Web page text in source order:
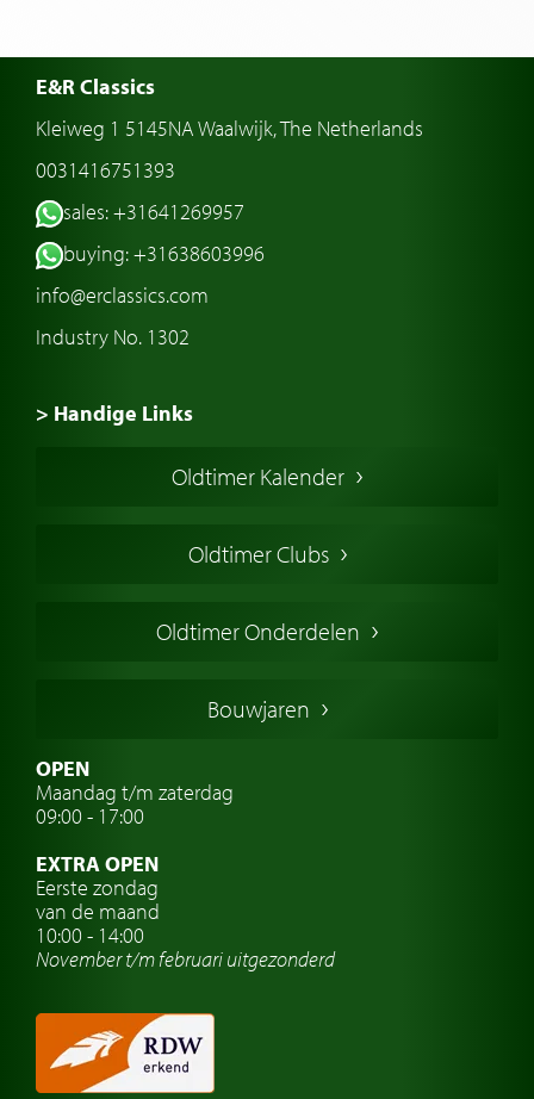
E&R Classics
Kleiweg 1 5145NA Waalwijk, The Netherlands
0031416751393
sales: +31641269957
buying: +31638603996
info@erclassics.com
Industry No. 1302
> Handige Links
Amerikaanse oldtimers
Franse oldtimers
Zweedse oldtimers
Oldtimer verzekering
Oldtimer reizen
Oldtimerwerkplaats
Automerk horloges
Classic cars Nederland
Oldtimer Kalender
Oldtimer Clubs
Oldtimer Onderdelen
Bouwjaren
OPEN
Maandag t/m zaterdag
09:00 - 17:00
EXTRA OPEN
Eerste zondag
van de maand
10:00 - 14:00
November t/m februariuitgezonderd